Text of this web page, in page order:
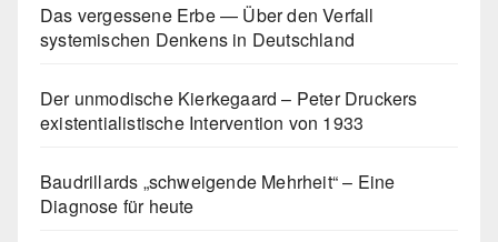
Das vergessene Erbe — Über den Verfall
systemischen Denkens in Deutschland
Der unmodische Kierkegaard – Peter Druckers
existentialistische Intervention von 1933
Baudrillards „schweigende Mehrheit“ – Eine
Diagnose für heute